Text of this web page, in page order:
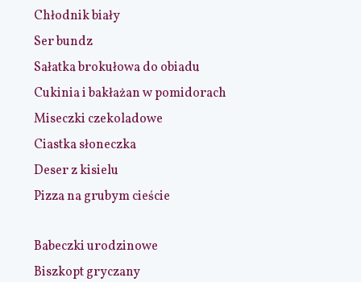
Chłodnik biały
Ser bundz
Sałatka brokułowa do obiadu
Cukinia i bakłażan w pomidorach
Miseczki czekoladowe
Ciastka słoneczka
Deser z kisielu
Pizza na grubym cieście
Babeczki urodzinowe
Biszkopt gryczany